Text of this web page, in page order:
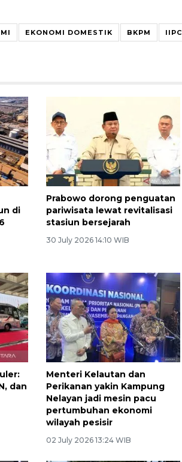
EKONOMI DOMESTIK BKPM IIPC
di
Prabowo dorong penguatan
pariwisata lewat revitalisasi
stasiun bersejarah
30 July 2026 14:10 WIB
dan
Menteri Kelautan dan
Perikanan yakin Kampung
Nelayan jadi mesin pacu
pertumbuhan ekonomi
wilayah pesisir
02 July 2026 13:24 WIB